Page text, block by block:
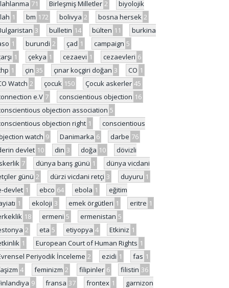
71 Birleşmiş Milletler 2
biyolojik
1 bm 172 bolivya 2 bosna hersek 2
3 bulletin 14 bülten 11
burkina
1 burundi 2 çad 1 campaign 5
1 çekya 1 cezaevi 1 cezaevleri 6
1 çin 35 çınar koçgiri doğan 3 CO 1
Watch 2 çocuk 150 Çocuk askerler 45
e.V 7 conscientious objection 16
objection association 5
objection right 1
conscientious
watch 9 Danimarka 6 darbe 76
devlet 10 din 3 doğa 10
dövizli
7 dünya barış günü 1
dünya vicdani
günü 2 dürzi vicdani retçi 3 duyuru 1
devlet 1 ebco 64 ebola 1
eğitim
1 ekoloji 3 emek örgütleri 1 eritre 1
18 ermeni 5 ermenistan 5
2 eta 5 etiyopya 4 Etkiniz 1
1 European Court of Human Rights 1
Periyodik İnceleme 2 ezidi 1 fas 1
4 feminizm 2 filipinler 6 filistin 36
9 fransa 37 frontex 1
garnizon